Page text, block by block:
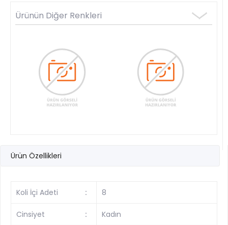
Ürünün Diğer Renkleri
Ürün Özellikleri
Koli İçi Adeti : 8
Cinsiyet : Kadın